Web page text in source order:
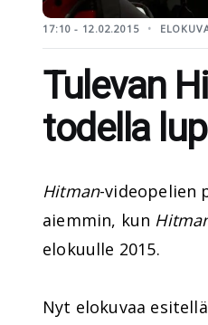
17:10 - 12.02.2015
Tulevan
todella
Hitman-videopelien
aiemmin, kun
elokuulle 2015.
Nyt elokuvaa